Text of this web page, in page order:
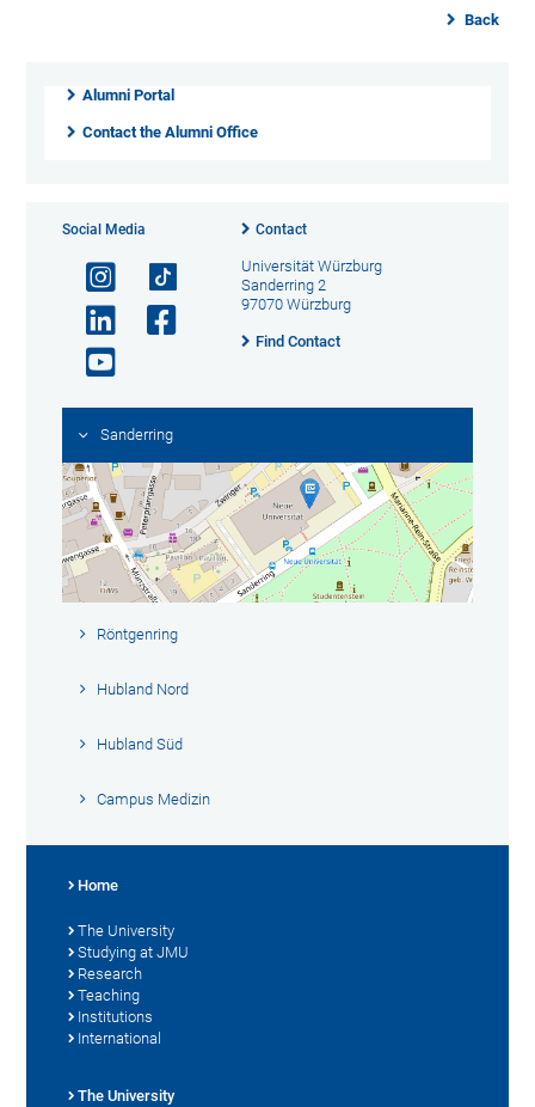
Back
Alumni Portal
Contact the Alumni Office
Social Media Contact
Universität Würzburg
Sanderring 2
97070 Würzburg
Find Contact
Sanderring
Röntgenring
Hubland Nord
Hubland Süd
Campus Medizin
Home
The University
Studying at JMU
Research
Teaching
Institutions
International
The University